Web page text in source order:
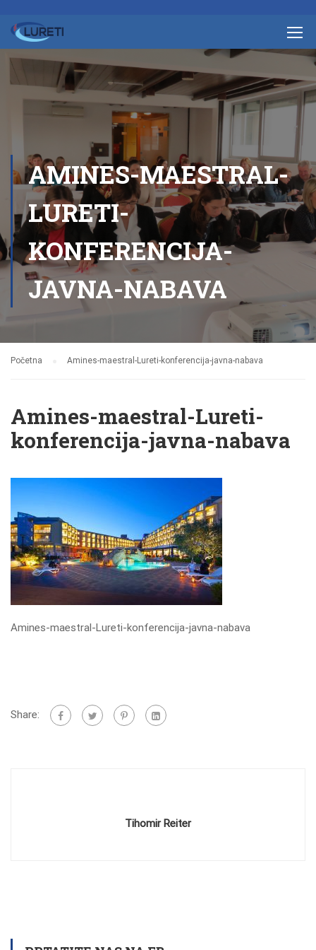
AMINES-MAESTRAL-
LURETI-
KONFERENCIJA-
JAVNA-NABAVA
Početna Amines-maestral-Lureti-konferencija-javna-nabava
Amines-maestral-Lureti-
konferencija-javna-nabava
Amines-maestral-Lureti-konferencija-javna-nabava
Share:
Tihomir Reiter